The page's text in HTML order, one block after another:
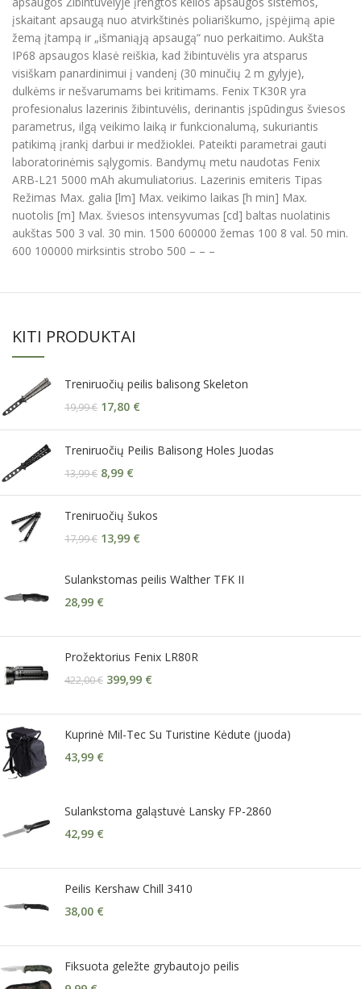
įskaitant apsaugą nuo atvirkštinės poliariškumo, įspėjimą apie
žemą įtampą ir „išmaniąją apsaugą“ nuo perkaitimo. Aukšta
IP68 apsaugos klasė reiškia, kad žibintuvėlis yra atsparus
visiškam panardinimui į vandenį (30 minučių 2 m gylyje),
dulkėms ir nešvarumams bei kritimams. Fenix TK30R yra
profesionalus lazerinis žibintuvėlis, derinantis įspūdingus šviesos
parametrus, ilgą veikimo laiką ir funkcionalumą, sukuriantis
patikimą įrankį darbui ir medžioklei. Pateikti parametrai gauti
laboratorinėmis sąlygomis. Bandymų metu naudotas Fenix
ARB-L21 5000 mAh akumuliatorius. Lazerinis emiteris Tipas
Režimas Max. galia [lm] Max. veikimo laikas [h min] Max.
nuotolis [m] Max. šviesos intensyvumas [cd] baltas nuolatinis
aukštas 500 3 val. 30 min. 1500 600000 žemas 100 8 val. 50 min.
600 100000 mirksintis strobo 500 – – –
KITI PRODUKTAI
Treniruočių peilis balisong Skeleton
19,99€ 17,80 €
Treniruočių Peilis Balisong Holes Juodas
13,99€ 8,99 €
Treniruočių šukos
17,99€ 13,99 €
Sulankstomas peilis Walther TFK II
28,99 €
Prožektorius Fenix LR80R
422,00€ 399,99 €
Kuprinė Mil-Tec Su Turistine Kėdute (juoda)
43,99 €
Sulankstoma galąstuvė Lansky FP-2860
42,99 €
Peilis Kershaw Chill 3410
38,00 €
Fiksuota geležte grybautojo peilis